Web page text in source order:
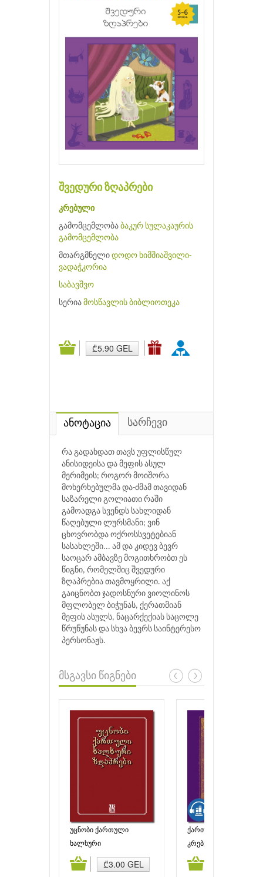
შვედური ზღაპრები
კრებული
გამომცემლობა ბაკურ სულაკაურის
გამომცემლობა
მთარგმნელი დოდო ხიმშიაშვილი-
ვადაჭკორია
საბავშვო
სერია მოსწავლის ბიბლიოთეკა
₾5.90 GEL
ანოტაცია სარჩევი
რა გადახდათ თავს უფლისწულ
ანისიდეისა და მეფის ასულ
მერიმეის; როგორ მოიშორა
მოხერხებულმა და-ძმამ თავიდან
საზარელი გოლიათი რაში
გამოადგა სვენდს სახლიდან
წაღებული ლურსმანი; ვინ
ცხოვრობდა ოქროსსვეტებიან
სასახლეში... ამ და კიდევ ბევრ
საოცარ ამბავზე მოგითხრობთ ეს
წიგნი, რომელშიც შვედური
ზღაპრებია თავმოყრილი. აქ
გაიცნობთ ჯადოსნური ვიოლინოს
მფლობელ ბიჭუნას, ქერათმიან
მეფის ასულს, ნაცარქექიას საცოლე
წრუწუნას და სხვა ბევრს საინტერესო
პერსონაჟს.
მსგავსი წიგნები
უცნობი ქართული
ხალხური ზღაპრები
ხალხური
₾3.00 GEL
ქართული ხალხური
ზღაპრები
კრებული
კალათაში დამატება კალათაში